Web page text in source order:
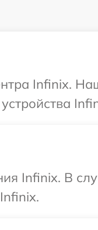
Infinix.
Infinix. В